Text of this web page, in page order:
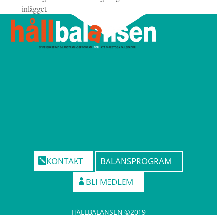
inlägget.
KONTAKT
BALANSPROGRAM
BLI MEDLEM
HÅLLBALANSEN ©2019